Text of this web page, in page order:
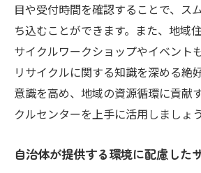
目や受付時間を確認することで、ス
ち込むことができます。また、地域
サイクルワークショップやイベント
リサイクルに関する知識を深める絶
意識を高め、地域の資源循環に貢献
クルセンターを上手に活用しましょう
自治体が提供する環境に配慮した